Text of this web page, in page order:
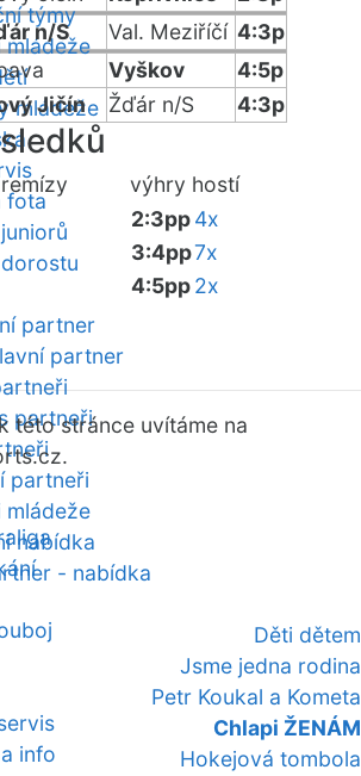
týmy
mládeže
mládeže
fota
partner
partner
partneři
partneři
mládeže
nabídka
- nabídka
Děti dětem
Jsme jedna rodina
Petr Koukal a Kometa
Chlapi ŽENÁM
Hokejová tombola
n/S Val. Meziříčí 4:3p
Vyškov
4:5p
Jičín Žďár n/S 4:3p
remízy výhry hostí
2:3pp4x
3:4pp7x
4:5pp2x
této stránce uvítáme na
info